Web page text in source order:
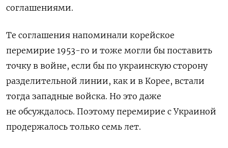
соглашениями.
Те соглашения напоминали корейское
перемирие 1953-го и тоже могли бы поставить
точку в войне, если бы по украинскую сторону
разделительной линии, как и в Корее, встали
тогда западные войска. Но это даже
не обсуждалось. Поэтому перемирие с Украиной
продержалось только семь лет.